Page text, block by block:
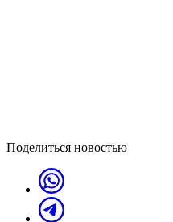
Поделиться новостью